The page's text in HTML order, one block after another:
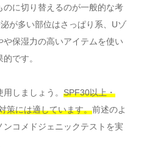
に切り替えるのが一般的な考
が多い部位はさっぱり系、Uゾ
保湿力の高いアイテムを使い
です。
しましょう。 SPF30以上・
策には適しています。前述のよ
コメドジェニックテストを実